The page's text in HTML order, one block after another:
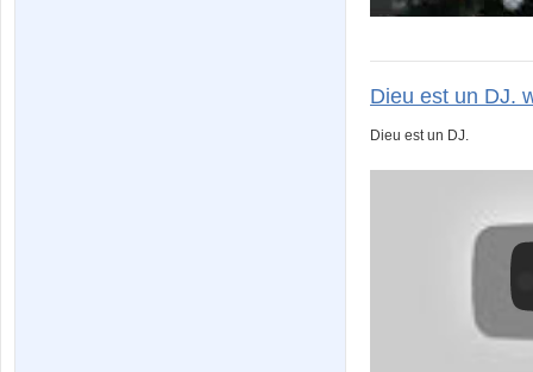
Dieu est un DJ.
Dieu est un DJ.